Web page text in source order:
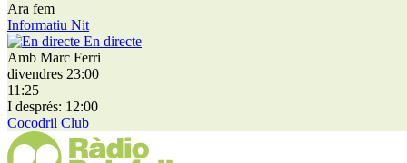
Ara fem
Informatiu Nit
En directe
Amb Marc Ferri
divendres 23:00
11:25
I després: 12:00
Cocodril Club